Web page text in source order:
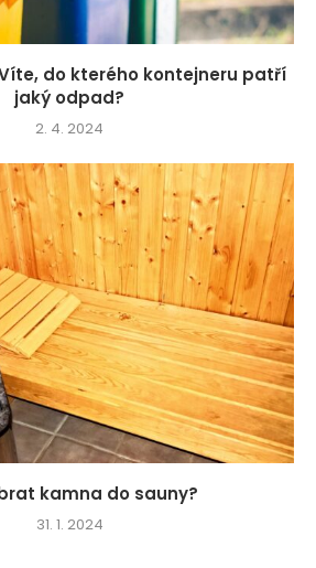
do kterého kontejneru patří
jaký odpad?
2. 4. 2024
kamna do sauny?
31. 1. 2024